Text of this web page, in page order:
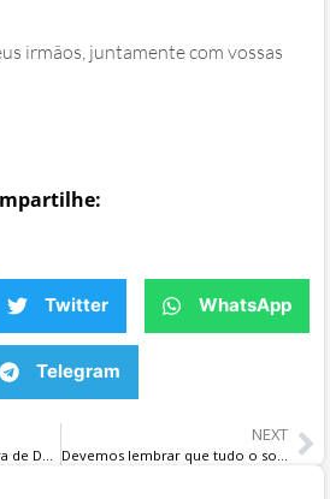
irmãos, juntamente com vossas
Twitter WhatsApp
Telegram
NEXT